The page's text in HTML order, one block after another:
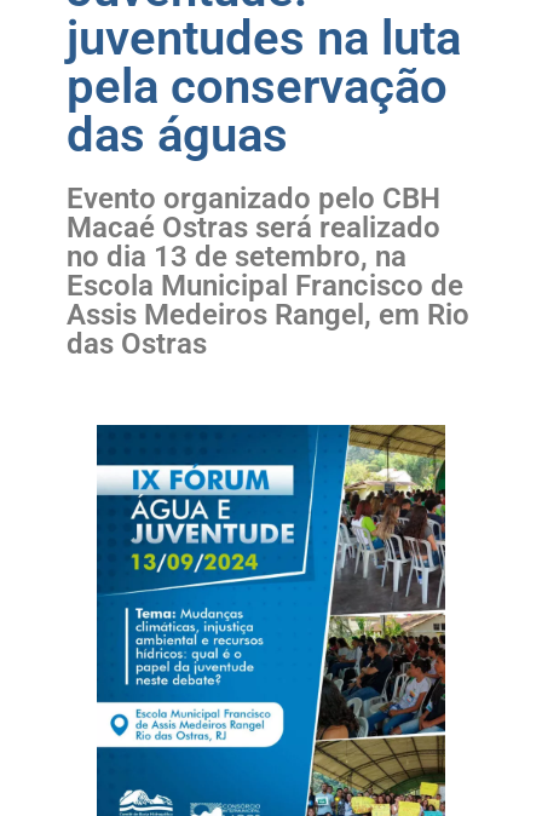
juventudes na luta
pela conservação
das águas
Evento organizado pelo CBH
Macaé Ostras será realizado
no dia 13 de setembro, na
Escola Municipal Francisco de
Assis Medeiros Rangel, em Rio
das Ostras